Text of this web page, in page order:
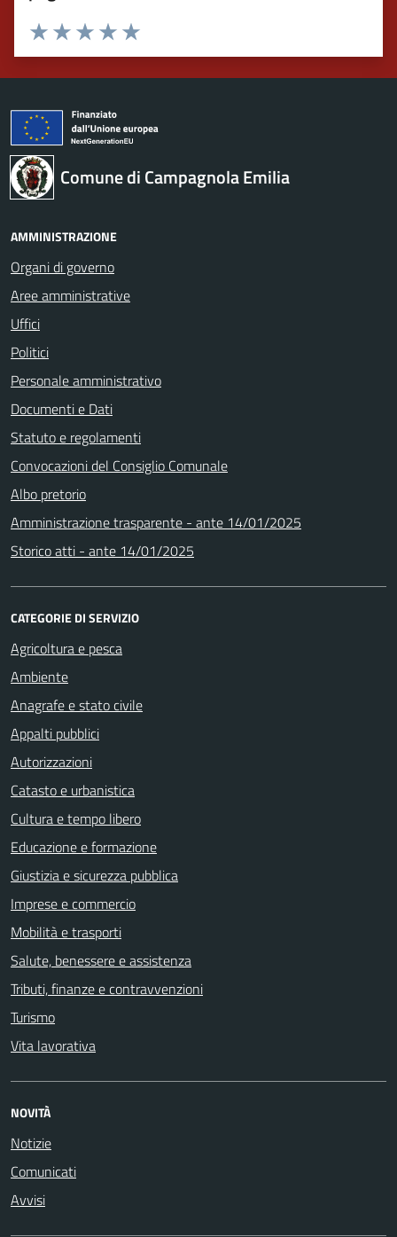
Valuta 5 stelle su 5
Valuta 4 stelle su 5
Valuta 3 stelle su 5
Valuta 2 stelle su 5
Valuta 1 stelle su 5
Comune di Campagnola Emilia
AMMINISTRAZIONE
Organi di governo
Aree amministrative
Uffici
Politici
Personale amministrativo
Documenti e Dati
Statuto e regolamenti
Convocazioni del Consiglio Comunale
Albo pretorio
Amministrazione trasparente - ante 14/01/2025
Storico atti - ante 14/01/2025
CATEGORIE DI SERVIZIO
Agricoltura e pesca
Ambiente
Anagrafe e stato civile
Appalti pubblici
Autorizzazioni
Catasto e urbanistica
Cultura e tempo libero
Educazione e formazione
Giustizia e sicurezza pubblica
Imprese e commercio
Mobilità e trasporti
Salute, benessere e assistenza
Tributi, finanze e contravvenzioni
Turismo
Vita lavorativa
NOVITÀ
Notizie
Comunicati
Avvisi